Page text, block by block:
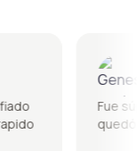
Fue
quedó